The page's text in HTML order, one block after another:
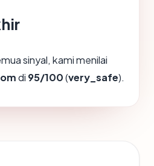
sinyal, kami menilai
di 95/100(very_safe).